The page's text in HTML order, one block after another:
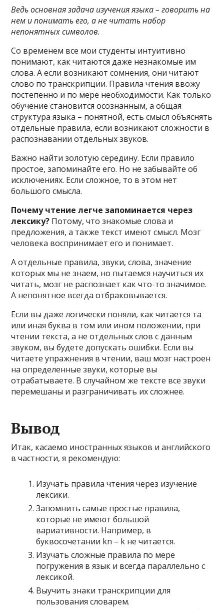
Ведь основная задача изучения языка – говорить на
нем и понимать его, а не читать набор
непонятных символов.
Со временем все мои студенты интуитивно
понимают, как читаются даже незнакомые им
слова. А если возникают сомнения, они читают
слово по транскрипции. Правила чтения ввожу
постепенно и по мере необходимости. Как только
обучение становится осознанным, а общая
структура языка – понятной, есть смысл объяснять
отдельные правила, если возникают сложности в
распознавании отдельных звуков.
Важно найти золотую середину. Если правило
простое, запоминайте его. Но не забывайте об
исключениях. Если сложное, то в этом нет
большого смысла.
Почему чтение легче запоминается через
лексику? Потому, что знакомые слова и
предложения, а также текст имеют смысл. Мозг
человека воспринимает его и понимает.
А отдельные правила, звуки, слова, значение
которых мы не знаем, но пытаемся научиться их
читать, мозг не распознает как что-то значимое.
А непонятное всегда отбраковывается.
Если вы даже логически поняли, как читается та
или иная буква в том или ином положении, при
чтении текста, а не отдельных слов с данным
звуком, вы будете допускать ошибки. Если вы
читаете упражнения в чтении, ваш мозг настроен
на определенные звуки, которые вы
отрабатываете. В случайном же тексте все звуки
перемешаны и разграничивать их сложнее.
Вывод
Итак, касаемо иностранных языков и английского
в частности, я рекомендую:
Изучать правила чтения через изучение
лексики.
Запомнить самые простые правила,
которые не имеют большой
вариативности. Например, в
буквосочетании kn – k не читается.
Изучать сложные правила по мере
погружения в язык и всегда параллельно с
лексикой.
Выучить знаки транскрипции для
пользования словарем.